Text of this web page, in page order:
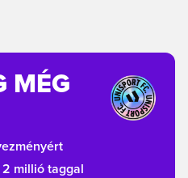
MÉG
millió taggal